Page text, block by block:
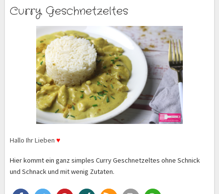
Curry Geschnetzeltes
Hallo Ihr Lieben ♥
Hier kommt ein ganz simples Curry Geschnetzeltes ohne Schnick
und Schnack und mit wenig Zutaten.